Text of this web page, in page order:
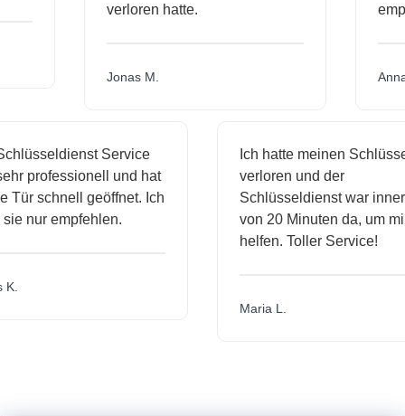
verloren hatte.
Jonas M.
Service
professionell und hat
schnell geöffnet. Ich
nur empfehlen.
Ich hatte meinen Schlüssel
verloren und der
Schlüsseldienst war
von 20 Minuten da, um mir
helfen. Toller Service!
Maria L.